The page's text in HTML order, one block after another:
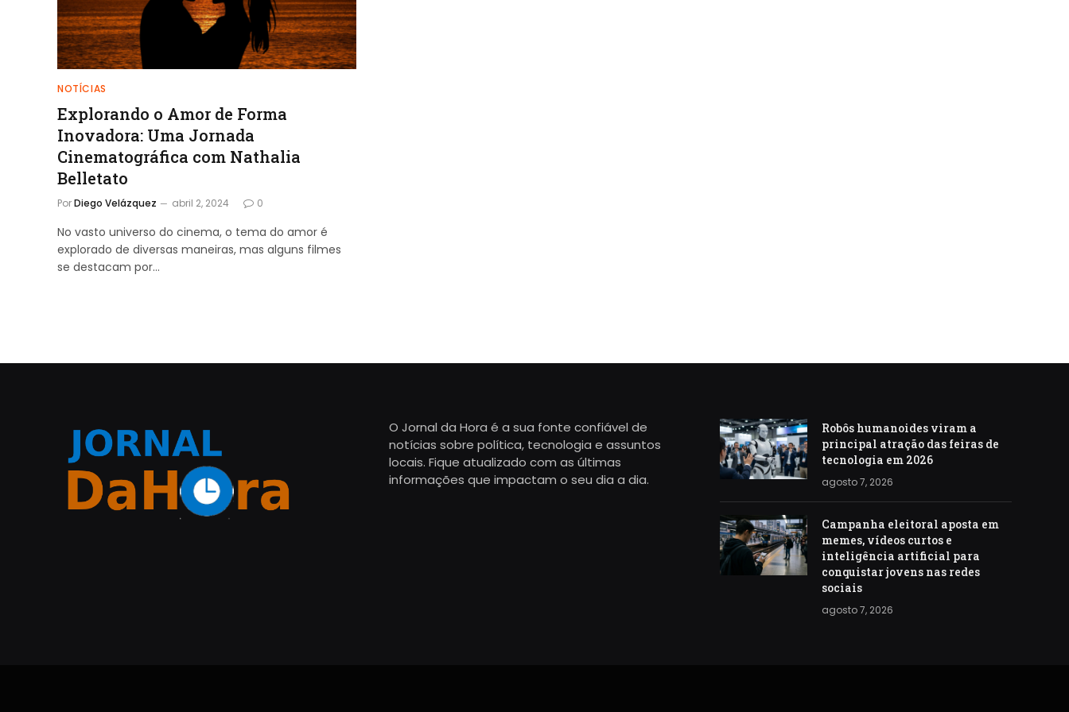
NOTÍCIAS
Explorando o Amor de Forma
Inovadora: Uma Jornada
Cinematográfica com Nathalia
Belletato
PorDiego Velázquez abril 2, 2024 0
No vasto universo do cinema, o tema do amor é
explorado de diversas maneiras, mas alguns filmes
se destacam por…
O Jornal da Hora é a sua fonte confiável de
notícias sobre política, tecnologia e assuntos
locais. Fique atualizado com as últimas
informações que impactam o seu dia a dia.
Robôs humanoides viram a
principal atração das feiras de
tecnologia em 2026
agosto 7, 2026
Campanha eleitoral aposta em
memes, vídeos curtos e
inteligência artificial para
conquistar jovens nas redes
sociais
agosto 7, 2026